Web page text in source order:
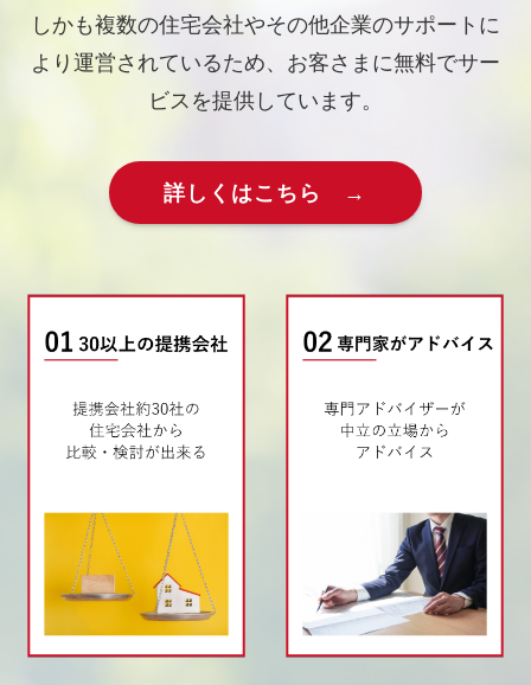
しかも複数の住宅会社やその他企業のサポートに
より運営されているため、お客さまに無料でサー
ビスを提供しています。
詳しくはこちら →